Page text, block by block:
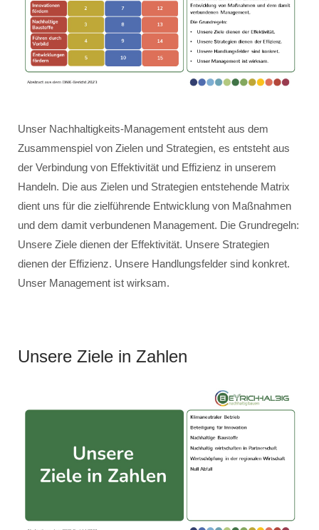
Unser Nachhaltigkeits-Management entsteht aus dem
Zusammenspiel von Zielen und Strategien, es entsteht aus
der Verbindung von Effektivität und Effizienz in unserem
Handeln. Die aus Zielen und Strategien entstehende Matrix
dient uns für die zielführende Entwicklung von Maßnahmen
und dem damit verbundenen Management. Die Grundregeln:
Unsere Ziele dienen der Effektivität. Unsere Strategien
dienen der Effizienz. Unsere Handlungsfelder sind konkret.
Unser Management ist wirksam.
Unsere Ziele in Zahlen